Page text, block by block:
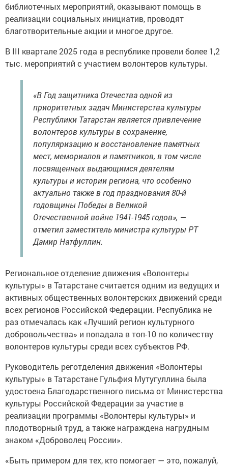
библиотечных мероприятий, оказывают помощь в
реализации социальных инициатив, проводят
благотворительные акции и многое другое.
В III квартале 2025 года в республике провели более 1,2
тыс. мероприятий с участием волонтеров культуры.
«В Год защитника Отечества одной из
приоритетных задач Министерства культуры
Республики Татарстан является привлечение
волонтеров культуры в сохранение,
популяризацию и восстановление памятных
мест, мемориалов и памятников, в том числе
посвященных выдающимся деятелям
культуры и истории региона, что особенно
актуально также в год празднования 80-й
годовщины Победы в Великой
Отечественной войне 1941-1945 годов», —
отметил заместитель министра культуры РТ
Дамир Натфуллин.
Региональное отделение движения «Волонтеры
культуры» в Татарстане считается одним из ведущих и
активных общественных волонтерских движений среди
всех регионов Российской Федерации. Республика не
раз отмечалась как «Лучший регион культурного
добровольчества» и попадала в топ-10 по количеству
волонтеров культуры среди всех субъектов РФ.
Руководитель реготделения движения «Волонтеры
культуры» в Татарстане Гульфия Мутугуллина была
удостоена Благодарственного письма от Министерства
культуры Российской Федерации за участие в
реализации программы «Волонтеры культуры» и
плодотворный труд, а также награждена нагрудным
знаком «Доброволец России».
«Быть примером для тех, кто помогает — это, пожалуй,